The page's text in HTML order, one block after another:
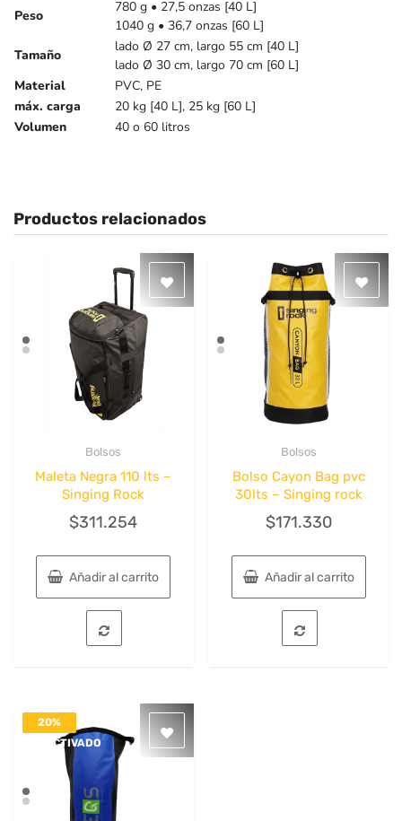
Peso
780 g • 27,5 onzas [40 L]
1040 g • 36,7 onzas [60 L]
Tamaño
lado Ø 27 cm, largo 55 cm [40 L]
lado Ø 30 cm, largo 70 cm [60 L]
Material
PVC, PE
máx. carga
20 kg [40 L], 25 kg [60 L]
Volumen
40 o 60 litros
Productos relacionados
Bolsos
Maleta Negra 110 lts –
Singing Rock
$311.254
Añadir al carrito
Bolsos
Bolso Cayon Bag pvc
30lts – Singing rock
$171.330
Añadir al carrito
20%
DESACTIVADO